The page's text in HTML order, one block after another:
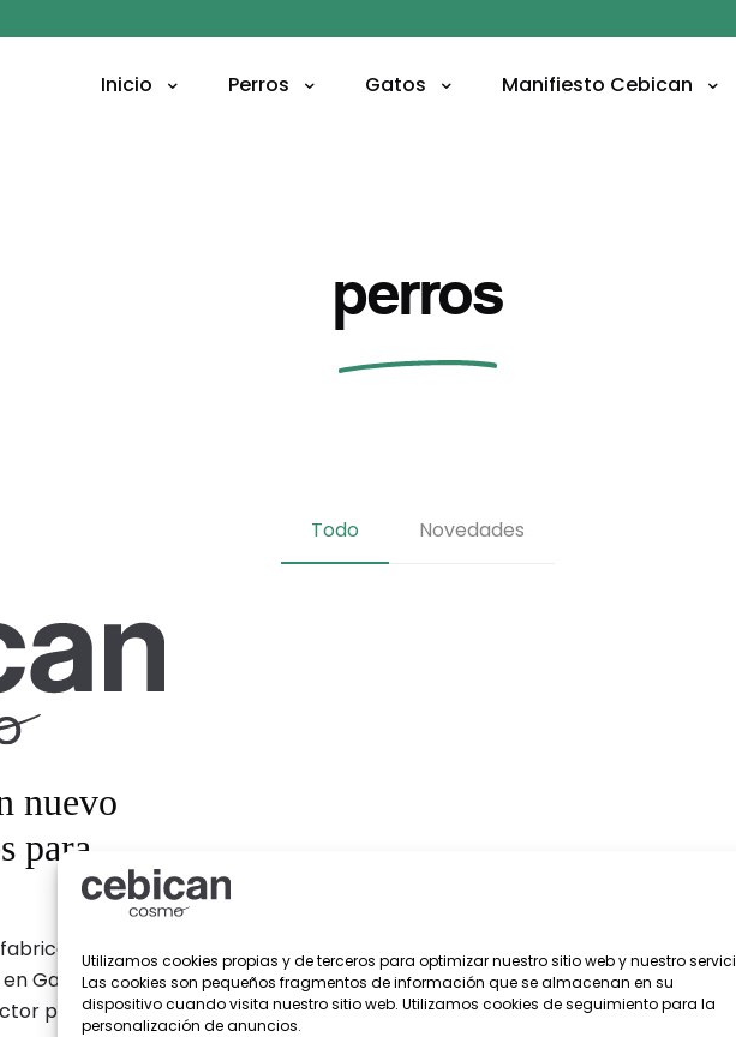
Utilizamos cookies propias y de terceros para optimizar nuestro sitio web y nuestro
Las cookies son pequeños fragmentos de información que se almacenan en su
dispositivo cuando visita nuestro sitio web. Utilizamos cookies de seguimiento para la
personalización de anuncios.
Inicio Perros Gatos Manifiesto Cebican
perros
Todo Novedades
nuevo
para
de
Galicia y uno
pet food en